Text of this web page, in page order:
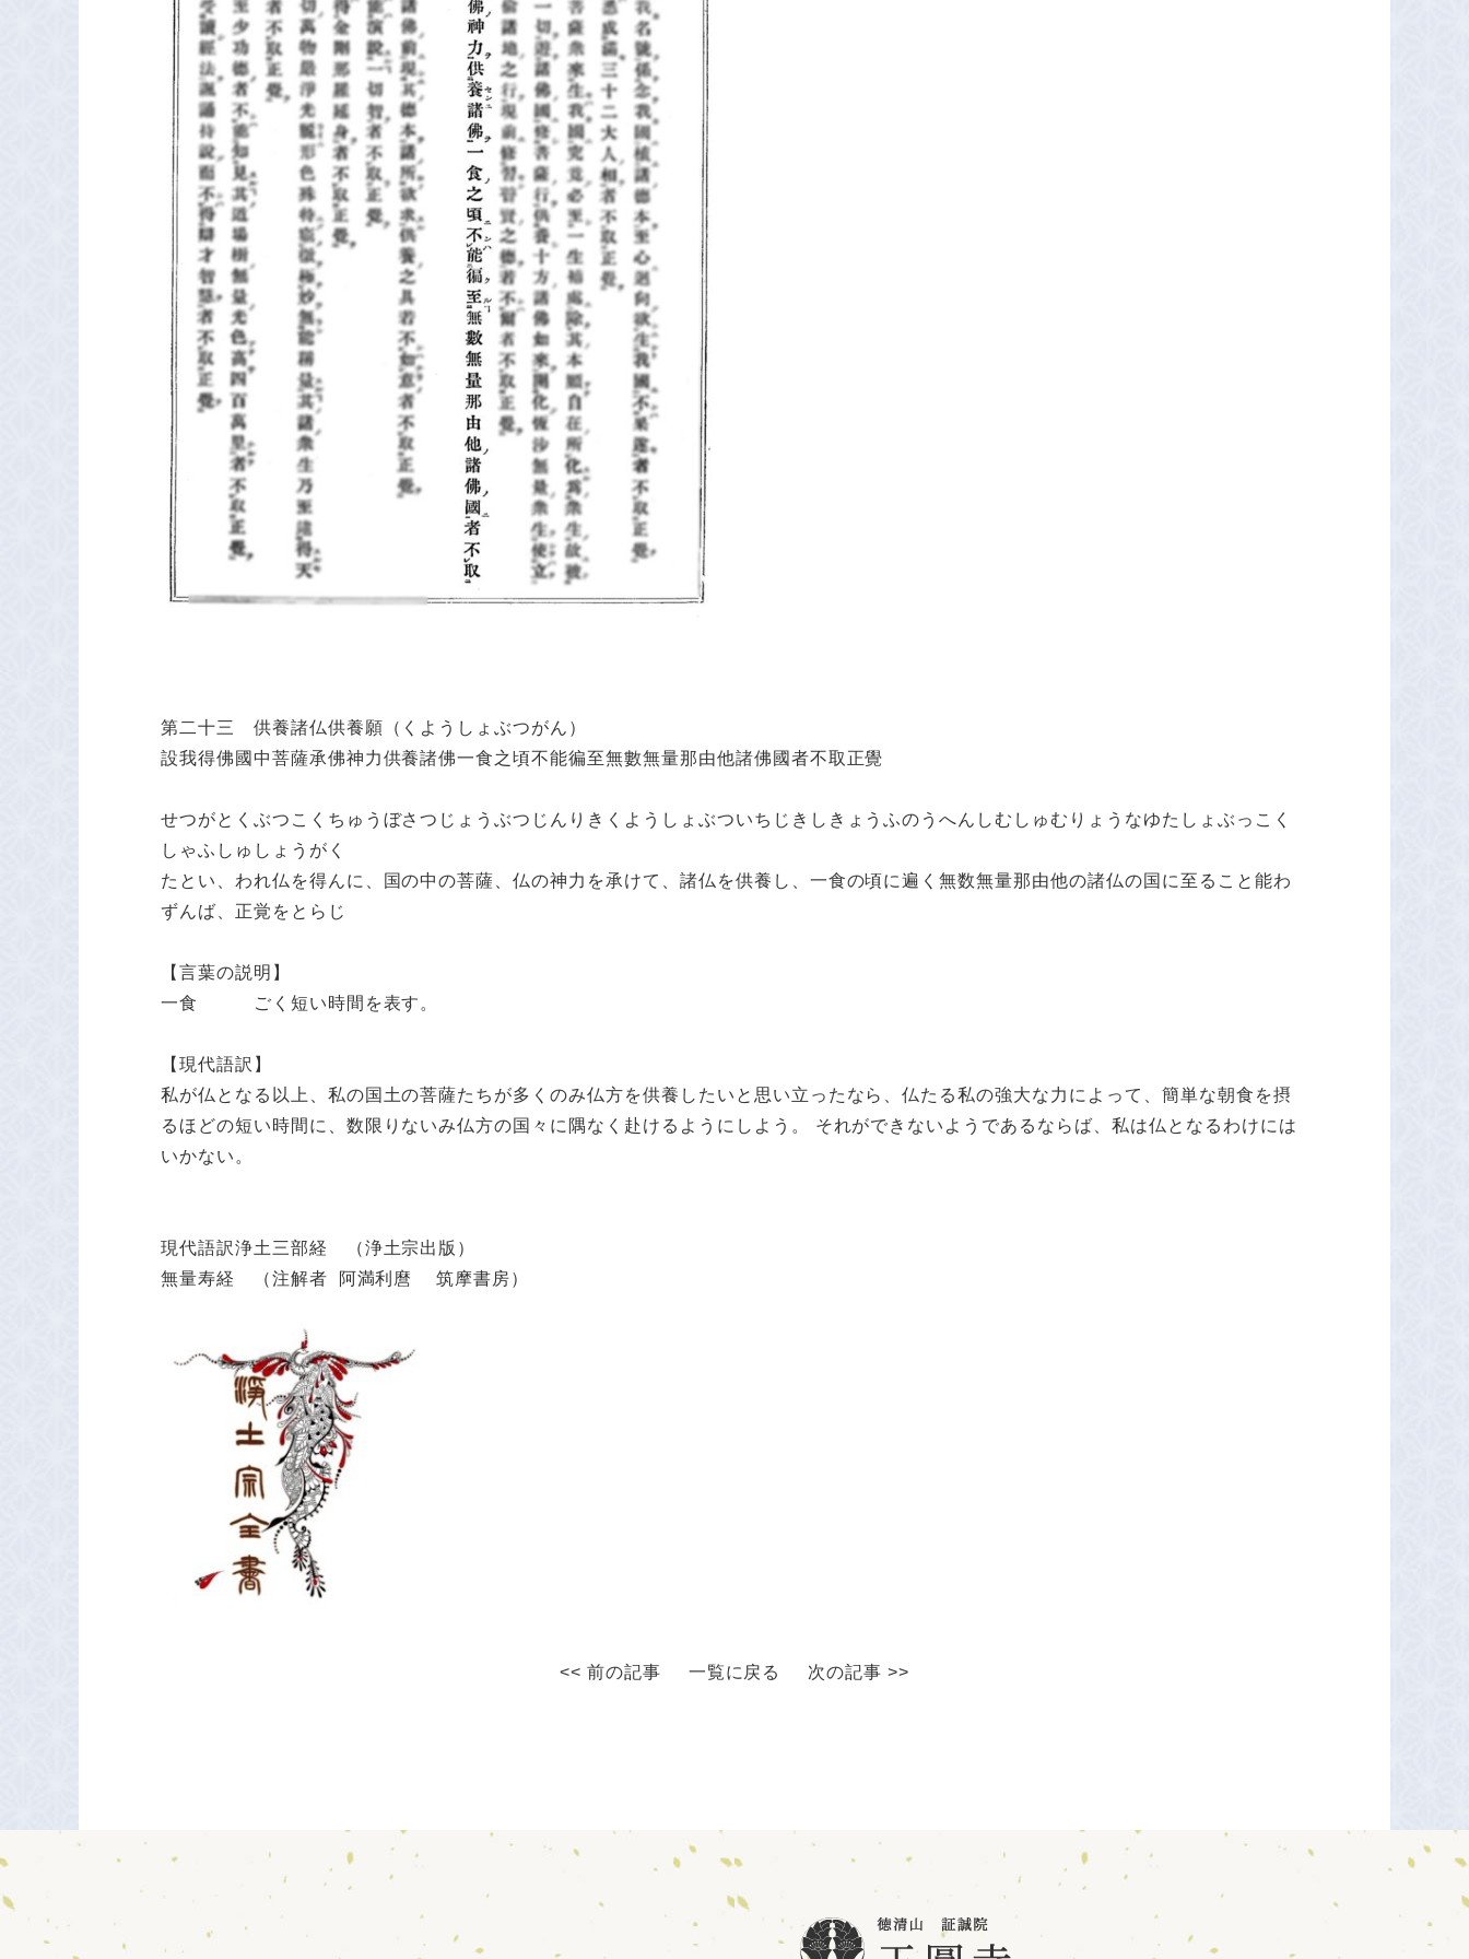
第二十三 供養諸仏供養願（くようしょぶつがん）
設我得佛國中菩薩承佛神力供養諸佛一食之頃不能徧至無數無量那由他諸佛國者不取正覺
せつがとくぶつこくちゅうぼさつじょうぶつじんりきくようしょぶついちじきしきょうふのうへんしむしゅむりょうなゆたしょぶっこく
しゃふしゅしょうがく
たとい、われ仏を得んに、国の中の菩薩、仏の神力を承けて、諸仏を供養し、一食の頃に遍く無数無量那由他の諸仏の国に至ること能わ
ずんば、正覚をとらじ
【言葉の説明】
一食 ごく短い時間を表す。
【現代語訳】
私が仏となる以上、私の国土の菩薩たちが多くのみ仏方を供養したいと思い立ったなら、仏たる私の強大な力によって、簡単な朝食を摂
るほどの短い時間に、数限りないみ仏方の国々に隅なく赴けるようにしよう。 それができないようであるならば、私は仏となるわけには
いかない。
現代語訳浄土三部経 （浄土宗出版）
無量寿経 （注解者 阿満利麿 筑摩書房）
<< 前の記事 一覧に戻る 次の記事 >>